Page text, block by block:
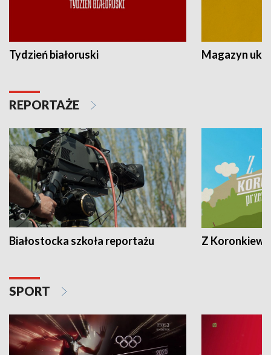
Tydzień białoruski Magazyn
REPORTAŻE
Białostocka szkoła reportażu Z
SPORT